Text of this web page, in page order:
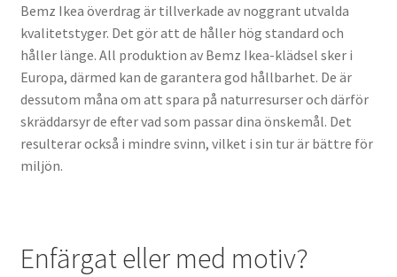
Bemz Ikea överdrag är tillverkade av noggrant utvalda
kvalitetstyger. Det gör att de håller hög standard och
håller länge. All produktion av Bemz Ikea-klädsel sker i
Europa, därmed kan de garantera god hållbarhet. De är
dessutom måna om att spara på naturresurser och därför
skräddarsyr de efter vad som passar dina önskemål. Det
resulterar också i mindre svinn, vilket i sin tur är bättre för
miljön.
Enfärgat eller med motiv?